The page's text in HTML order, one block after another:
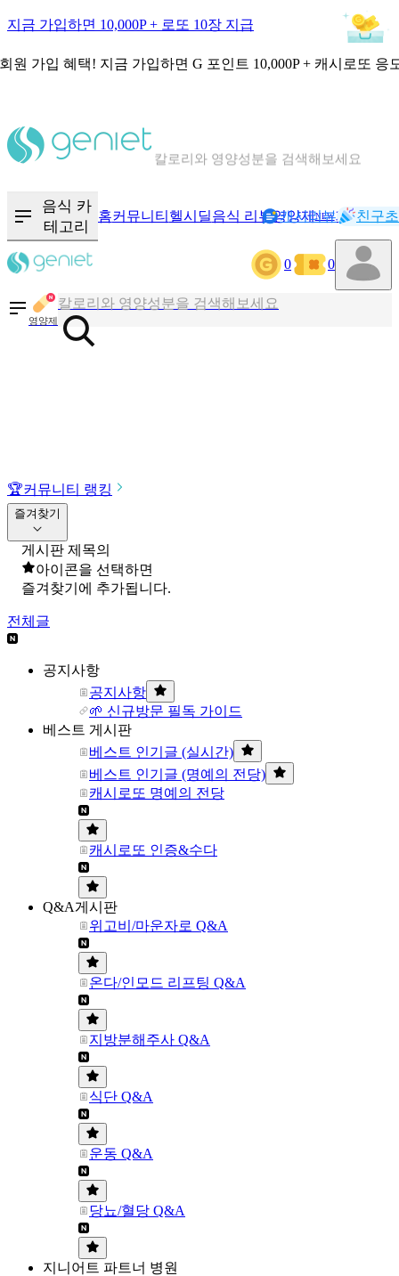
지금 가입하면 10,000P + 로또 10장 지급
원 가입 혜택! 지금 가입하면 G 포인트 10,000P + 캐시로또 응
혈당 · 다이어트 음식 검색해보세요
음식 카
테고리
홈커뮤니티 헬시딜음식 리뷰영양제NEW기록
캐시리뷰 친구
0 0
영양제
칼로리와 영양성분을 검색해보세요
혈당 · 다이어트 음식 검색해보세요
음식 · 영양제 리뷰를 찾아보세요
🏆커뮤니티 랭킹
즐겨찾기
게시판 제목의
아이콘을 선택하면
즐겨찾기에 추가됩니다.
전체글
공지사항
공지사항
🌱 신규방문 필독 가이드
베스트 게시판
베스트 인기글 (실시간)
베스트 인기글 (명예의 전당)
캐시로또 명예의 전당
캐시로또 인증&수다
Q&A게시판
위고비/마운자로 Q&A
온다/인모드 리프팅 Q&A
지방분해주사 Q&A
식단 Q&A
운동 Q&A
당뇨/혈당 Q&A
지니어트 파트너 병원